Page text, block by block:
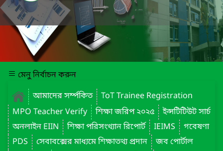
মেনু নির্বাচন করুন
আমাদের সর্ম্পকিত
ToT Trainee Registration
MPO Teacher Verify
শিক্ষা জরিপ ২০২৫
ইন্সটিটিউট সার্চ
অনলাইন EIIN
শিক্ষা পরিসংখ্যান রিপোর্ট IEIMS
গবেষণা
PDS
সেবাবক্সের মাধ্যমে শিক্ষাতথ্য প্রদান
জব পোর্টাল